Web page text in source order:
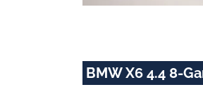
BMW X6 4.4 8-